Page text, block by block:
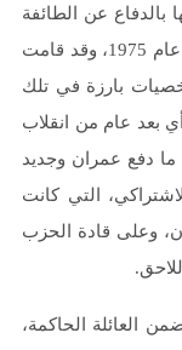
عن الطائفة
العلوية، والتأكيد على هويتها الشيعية، وأسس عام 1951 جمعية باسم «الجمعية الجعفرية» التي استمر برئاستها حتى عام 1975، وقد قامت
بارزة في تلك
الفترة. اللقطة الفذة التي اكتشفها المحرر هي قائمة أسماء المتبرعين (التي تدل على أن الحادثة حصلت عام 1964 أي بعد عام من انقلاب
عمران، واللواء صلاح جديد، والمقدم حافظ الأسد (الذي دفع 300 ليرة في ما دفع عمران وجديد
التي كانت
عمران، وعلى قادة الحزب
العائلة الحاكمة،